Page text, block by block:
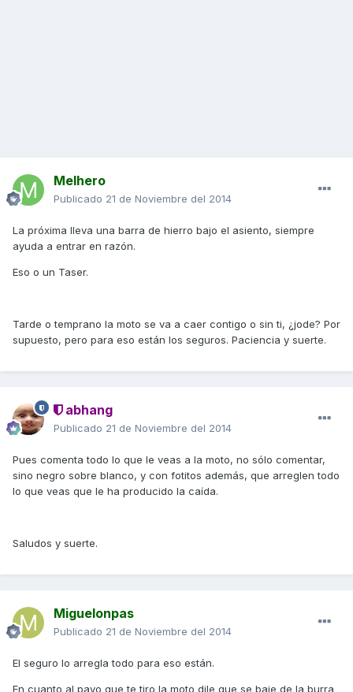
Melhero
Publicado 21 de Noviembre del 2014
La próxima lleva una barra de hierro bajo el asiento, siempre
ayuda a entrar en razón.
Eso o un Taser.
Tarde o temprano la moto se va a caer contigo o sin ti, ¿jode? Por
supuesto, pero para eso están los seguros. Paciencia y suerte.
abhang
Publicado 21 de Noviembre del 2014
Pues comenta todo lo que le veas a la moto, no sólo comentar,
sino negro sobre blanco, y con fotitos además, que arreglen todo
lo que veas que le ha producido la caída.
Saludos y suerte.
Miguelonpas
Publicado 21 de Noviembre del 2014
El seguro lo arregla todo para eso están.
En cuanto al pavo que te tiro la moto dile que se baje de la burra